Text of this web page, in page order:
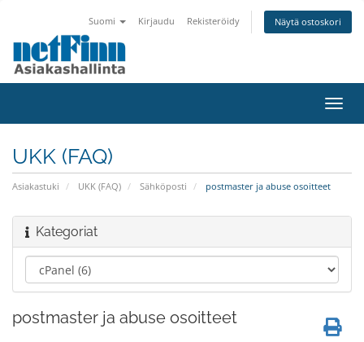
Suomi Kirjaudu Rekisteröidy Näytä ostoskori
UKK (FAQ)
Asiakastuki UKK (FAQ) Sähköposti postmaster ja abuse osoitteet
Kategoriat
postmaster ja abuse osoitteet